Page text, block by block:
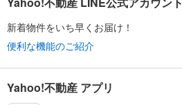
新着物件をいち早くお届け！
便利な機能のご紹介
Yahoo!不動産 アプリ